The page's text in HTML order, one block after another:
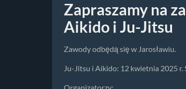
Zapraszamy na
Aikido i Ju-Jitsu
Zawody odbędą się w Jarosławiu.
Ju-Jitsu i Aikido: 12 kwietnia 2025 r.